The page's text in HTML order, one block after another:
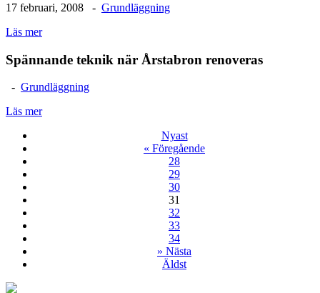
17 februari, 2008 - Grundläggning
Läs mer
Spännande teknik när Årstabron renoveras
- Grundläggning
Läs mer
Nyast
« Föregående
28
29
30
31
32
33
34
» Nästa
Äldst